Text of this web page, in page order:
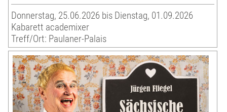
Donnerstag, 25.06.2026 bis Dienstag, 01.09.2026
Kabarett academixer
Treff/Ort: Paulaner-Palais